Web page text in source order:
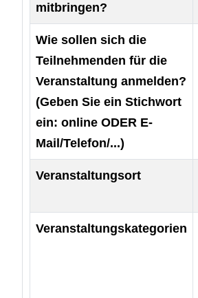
mitbringen?
Wie sollen sich die
Teilnehmenden für die
Veranstaltung anmelden?
(Geben Sie ein Stichwort
ein: online ODER E-
Mail/Telefon/...)
Veranstaltungsort
Veranstaltungskategorien